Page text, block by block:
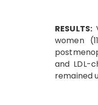
RESULTS:
women
and LDL-
remained